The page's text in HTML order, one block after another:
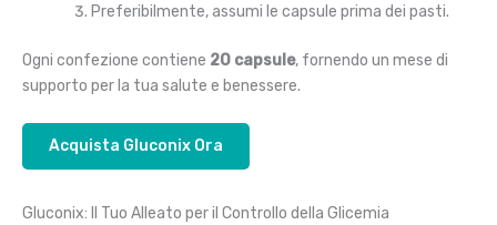
Preferibilmente, assumi le capsule prima dei pasti.
Ogni confezione contiene 20 capsule, fornendo un mese di
supporto per la tua salute e benessere.
Acquista Gluconix Ora
Gluconix: Il Tuo Alleato per il Controllo della Glicemia